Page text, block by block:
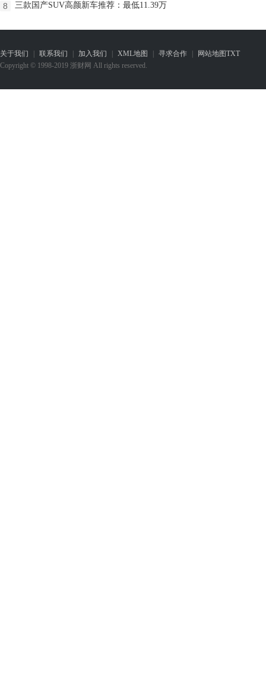
8 三款国产SUV高颜新车推荐：最低11.39万
关于我们 联系我们 加入我们 XML地图 寻求合作 网站地图TXT
Copyright © 1998-2019 浙财网 All rights reserved.